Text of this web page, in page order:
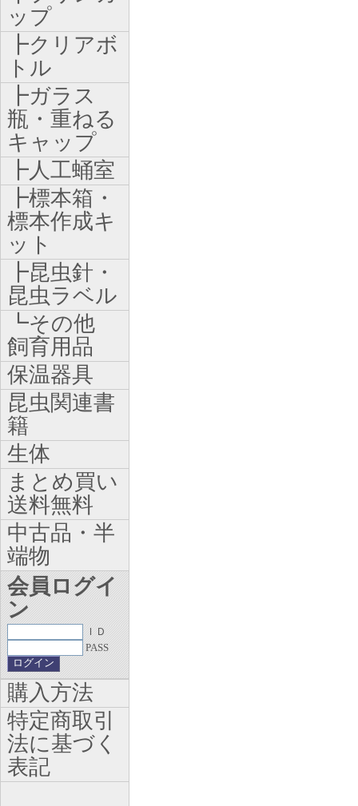
ップ
┣クリアボ
トル
┣ガラス
瓶・重ねる
キャップ
┣人工蛹室
┣標本箱・
標本作成キ
ット
┣昆虫針・
昆虫ラベル
┗その他
飼育用品
保温器具
昆虫関連書
籍
生体
まとめ買い
送料無料
中古品・半
端物
会員ログイ
ン
ＩＤ
PASS
購入方法
特定商取引
法に基づく
表記